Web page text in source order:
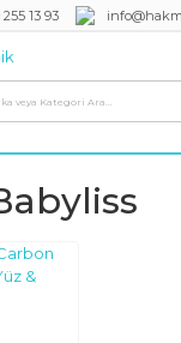
13 93